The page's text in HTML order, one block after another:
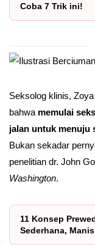
Coba 7 Trik ini!
Seksolog klinis,
bahwa memulai
jalan untuk menuju
Bukan sekadar
penelitian dr. John
Washington.
11 Konsep
Sederhana,